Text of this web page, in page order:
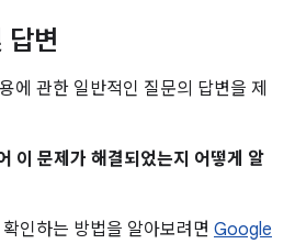
답변
에 관한 일반적인 질문의 답변을 제
이 문제가 해결되었는지 어떻게 알
인하는 방법을 알아보려면 Google